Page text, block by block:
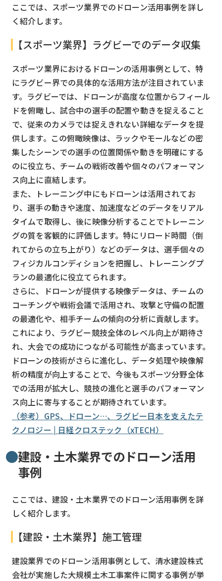
ここでは、スポーツ業界でのドローン活用事例を詳し
く紹介します。
【スポーツ業界】ラグビーでのデータ収集
スポーツ業界におけるドローンの活用事例として、特
にラグビー界での具体的な活用方法が注目されていま
す。ラグビーでは、ドローンが高度な位置からフィール
ドを俯瞰し、試合中の選手の配置や動きを捉えること
で、従来のカメラでは捉えきれない詳細なデータを提
供します。この俯瞰映像は、ラックやモールなどの密
集したシーンでの選手の位置関係や動きを明確にする
のに役立ち、チームの戦術改善や個々のパフォーマン
ス向上に直結します。
また、トレーニング中にもドローンは活用されてお
り、選手の動きや速度、加速度などのデータをリアル
タイムで取得し、後に映像分析することでトレーニン
グの質を客観的に評価します。特にリロード時間（倒
れてからの立ち上がり）などのデータは、選手個々の
フィジカルコンディションを把握し、トレーニングプ
ランの最適化に役立てられます。
さらに、ドローンが提供する映像データは、チームの
コーチングや戦術会議で活用され、攻撃と守備の配置
の最適化や、相手チームの傾向の分析に貢献します。
これにより、ラグビー競技全体のレベル向上が期待さ
れ、大会での成功につながる可能性が高まっています。
ドローンの技術がさらに進化し、データ処理や映像解
析の精度が向上することで、今後もスポーツ分野全体
での活用が拡大し、競技の進化と選手のパフォーマン
ス向上に寄与することが期待されています。
（参考）GPS、ドローン…、ラグビー日本を支えたテ
クノロジー | 日経クロステック（xTECH）
建設・土木業界でのドローン活用
事例
ここでは、建設・土木業界でのドローン活用事例を詳
しく紹介します。
【建設・土木業界】施工管理
建設業界でのドローン活用事例として、清水建設株式
会社が実施した大規模土木工事案件に関する事例が挙